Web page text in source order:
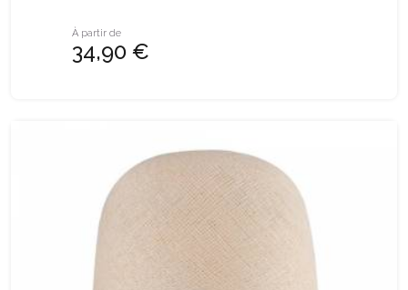
À partir de
34,90 €